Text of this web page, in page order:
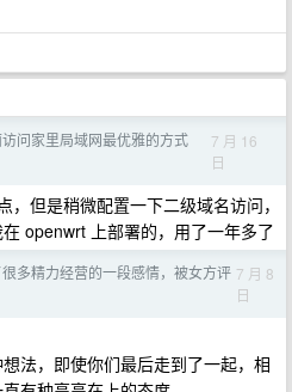
问家里局域网最优雅的方式
7 月 16
日
但是稍微配置一下二级域名访问，
openwrt 上部署的，用了一年多了
多精力经营的一段感情，被女方评 7 月 8
日
法，即使你们最后走到了一起，相